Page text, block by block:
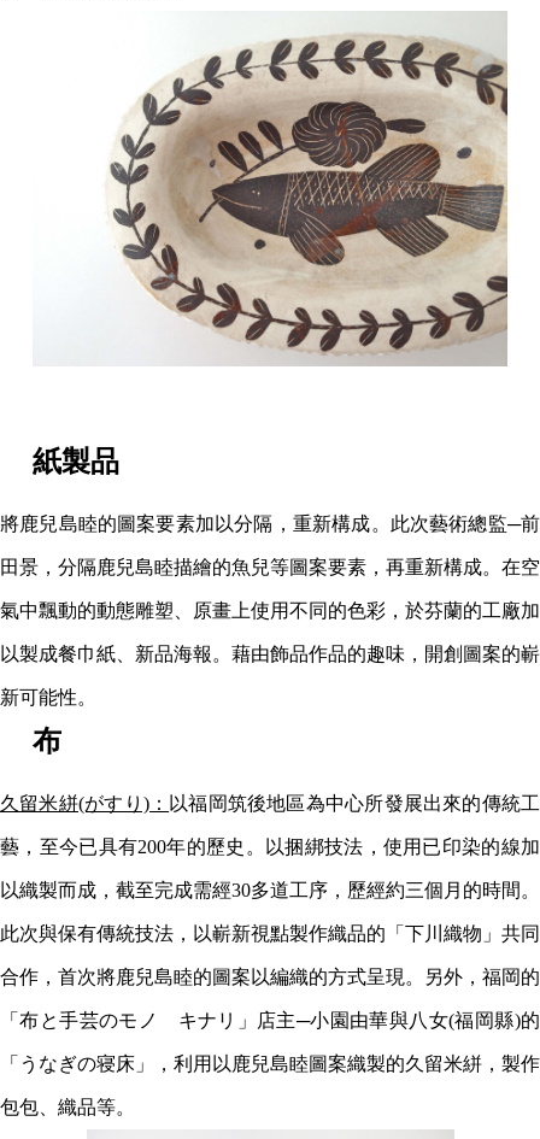
紙製品
將鹿兒島睦的圖案要素加以分隔，重新構成。此次藝術總監─前
田景，分隔鹿兒島睦描繪的魚兒等圖案要素，再重新構成。在空
氣中飄動的動態雕塑、原畫上使用不同的色彩，於芬蘭的工廠加
以製成餐巾紙、新品海報。藉由飾品作品的趣味，開創圖案的嶄
新可能性。
​布
久留米絣(がすり)： 以福岡筑後地區為中心所發展出來的傳統工
藝，至今已具有200年的歷史。以捆綁技法，使用已印染的線加
以織製而成，截至完成需經30多道工序，歷經約三個月的時間。
此次與保有傳統技法，以嶄新視點製作織品的「下川織物」共同
合作，首次將鹿兒島睦的圖案以編織的方式呈現。另外，福岡的
「布と手芸のモノ キナリ」店主─小園由華與八女(福岡縣)的
「うなぎの寝床」，利用以鹿兒島睦圖案織製的久留米絣，製作
包包、織品等。